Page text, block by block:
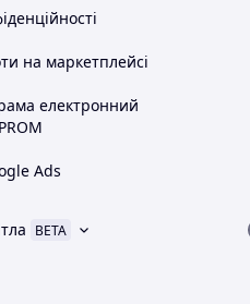
на маркетплейсі
електронний
Ads
BETA